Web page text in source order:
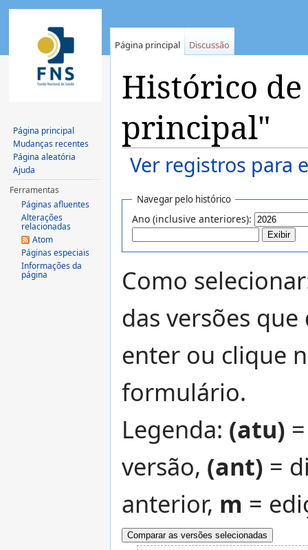
Histórico de
principal"
Ver registros para
navegação pesquisa
Navegar pelo histórico
Ano (inclusive anteriores):
Como
das versões
enter ou clique
formulário.
Legenda: (atu)
versão, (ant) =
anterior, m =
Página principal Discussão
Página principal
Mudanças recentes
Página aleatória
Ajuda
Ferramentas
Páginas afluentes
Alterações
relacionadas
Atom
Páginas especiais
Informações da
página